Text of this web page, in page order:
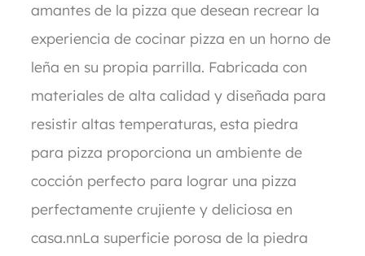
amantes de la pizza que desean recrear la
experiencia de cocinar pizza en un horno de
leña en su propia parrilla. Fabricada con
materiales de alta calidad y diseñada para
resistir altas temperaturas, esta piedra
para pizza proporciona un ambiente de
cocción perfecto para lograr una pizza
perfectamente crujiente y deliciosa en
casa.nnLa superficie porosa de la piedra